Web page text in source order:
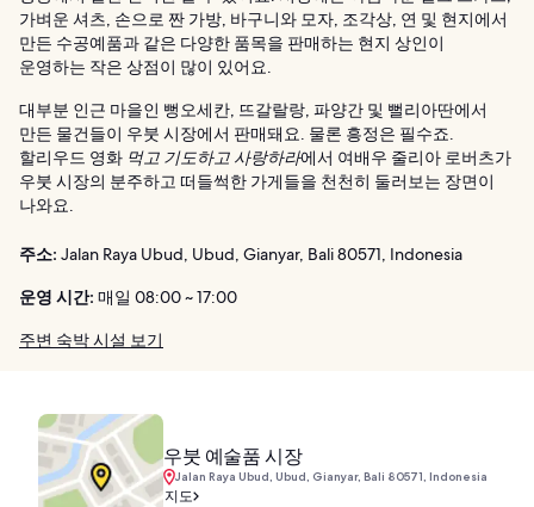
가벼운 셔츠, 손으로 짠 가방, 바구니와 모자, 조각상, 연 및 현지에서
만든 수공예품과 같은 다양한 품목을 판매하는 현지 상인이
운영하는 작은 상점이 많이 있어요.
대부분 인근 마을인 뻥오세칸, 뜨갈랄랑, 파양간 및 뻘리아딴에서
만든 물건들이 우붓 시장에서 판매돼요. 물론 흥정은 필수죠.
할리우드 영화 먹고 기도하고 사랑하라에서 여배우 줄리아 로버츠가
우붓 시장의 분주하고 떠들썩한 가게들을 천천히 둘러보는 장면이
나와요.
주소: Jalan Raya Ubud, Ubud, Gianyar, Bali 80571, Indonesia
운영 시간: 매일 08:00 ~ 17:00
주변 숙박 시설 보기
우붓 예술품 시장
Jalan Raya Ubud, Ubud, Gianyar, Bali 80571, Indonesia
지도